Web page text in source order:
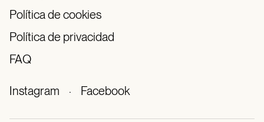
Política de cookies
Política de privacidad
FAQ
Instagram · Facebook